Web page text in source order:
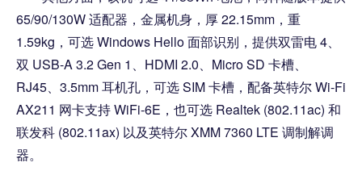
65/90/130W 适配器，金属机身，厚 22.15mm，重
1.59kg，可选 Windows Hello 面部识别，提供双雷电 4、
双 USB-A 3.2 Gen 1、HDMI 2.0、Micro SD 卡槽、
RJ45、3.5mm 耳机孔，可选 SIM 卡槽，配备英特尔 Wi-Fi
AX211 网卡支持 WiFi-6E，也可选 Realtek (802.11ac) 和
联发科 (802.11ax) 以及英特尔 XMM 7360 LTE 调制解调
器。